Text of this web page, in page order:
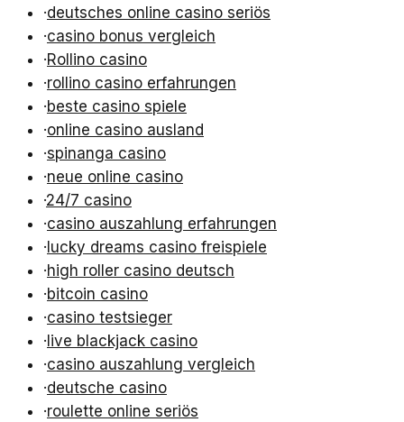
·deutsches online casino seriös
·casino bonus vergleich
·Rollino casino
·rollino casino erfahrungen
·beste casino spiele
·online casino ausland
·spinanga casino
·neue online casino
·24/7 casino
·casino auszahlung erfahrungen
· lucky dreams casino freispiele
·high roller casino deutsch
·bitcoin casino
·casino testsieger
· live blackjack casino
·casino auszahlung vergleich
·deutsche casino
·roulette online seriös